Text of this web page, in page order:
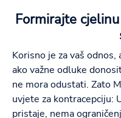
Formirajte
Korisno je za vaš
ako važne odluke
ne mora odustati. Zato
uvjete za kontracepciju:
pristaje, nema